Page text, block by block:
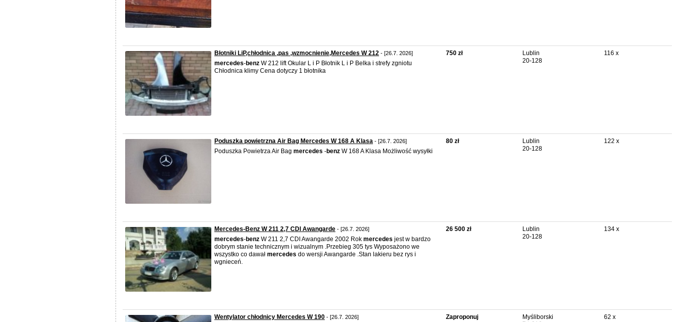
Błotniki LiP,chłodnica ,pas ,wzmocnienie,Mercedes W 212 - [26.7. 2026]
mercedes-benz W 212 lift Okular L i P Błotnik L i P Belka i strefy zgniotu
Chłodnica klimy Cena dotyczy 1 błotnika
750 zł
Lublin
20-128
116 x
Poduszka powietrzna Air Bag Mercedes W 168 A Klasa - [26.7. 2026]
Poduszka Powietrza Air Bag mercedes -benz W 168 A Klasa Możliwość wysyłki
80 zł
Lublin
20-128
122 x
Mercedes-Benz W 211 2,7 CDI Awangarde - [26.7. 2026]
mercedes-benz W 211 2,7 CDI Awangarde 2002 Rok mercedes jest w bardzo
dobrym stanie technicznym i wizualnym .Przebieg 305 tys Wyposażono we
wszystko co dawał mercedes do wersji Awangarde .Stan lakieru bez rys i
wgnieceń.
26 500 zł
Lublin
20-128
134 x
Wentylator chłodnicy Mercedes W 190 - [26.7. 2026] Zaproponuj
Myśliborski
62 x